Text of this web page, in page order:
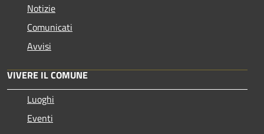
Notizie
Comunicati
Avvisi
VIVERE IL COMUNE
Luoghi
Eventi